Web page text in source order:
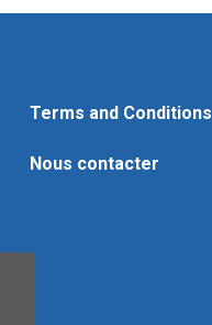
Terms and Conditions
Nous contacter